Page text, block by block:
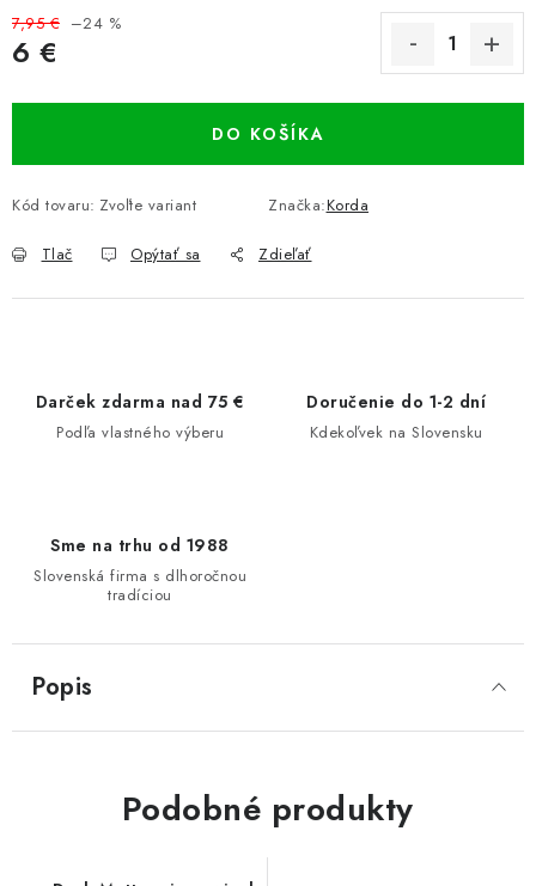
Navštívte našu predajňu vo Dvoroch nad Žitavou »
7,95 € –24 %
6 €
DO KOŠÍKA
Kód tovaru: Zvoľte variant Značka:Korda
Tlač Opýtať sa Zdieľať
Darček zdarma nad 75 €
Podľa vlastného výberu
Doručenie do 1-2 dní
Kdekoľvek na Slovensku
Sme na trhu od 1988
Slovenská firma s dlhoročnou
tradíciou
Popis
Podobné produkty